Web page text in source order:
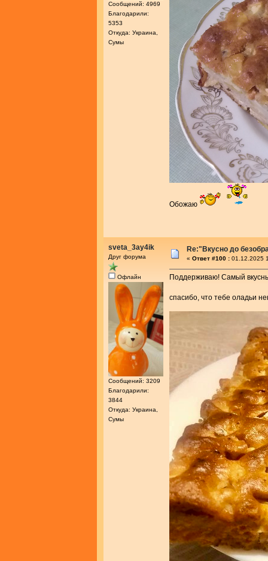
Сообщений: 4969
Благодарили:
5353
Откуда: Украина,
Сумы
Обожаю
sveta_3ay4ik
Друг форума
Офлайн
Сообщений: 3209
Благодарили:
3844
Откуда: Украина,
Сумы
Re:"Вкусно до
« Ответ #100 : 01.12.2025
Поддерживаю! Самый
спасибо, что тебе оладьи